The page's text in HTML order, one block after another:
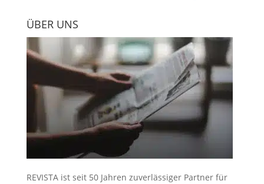
ÜBER UNS
REVISTA ist seit 50 Jahren zuverlässiger Partner für